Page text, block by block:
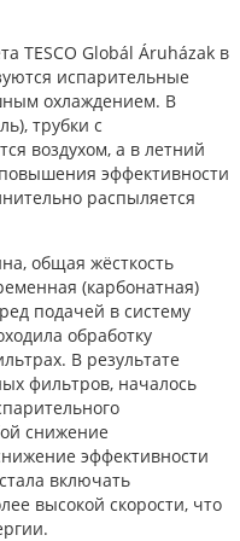
TESCO Globál Áruházak в
испарительные
охлаждением. В
трубки с
воздухом, а в летний
эффективности
распыляется
общая жёсткость
(карбонатная)
подачей в систему
обработку
В результате
фильтров, началось
снижение
эффективности
включать
высокой скорости, что